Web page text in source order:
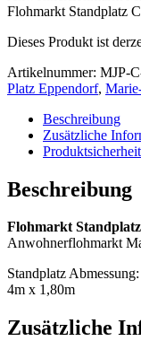
Flohmarkt Standplatz
Dieses Produkt ist
Artikelnummer: MJP-
Platz Eppendorf,
Beschreibung
Zusätzliche
Produktsicherheit
Beschreibung
Flohmarkt
Anwohnerflohmarkt
Standplatz Abmessung:
4m x 1,80m
Zusätzliche